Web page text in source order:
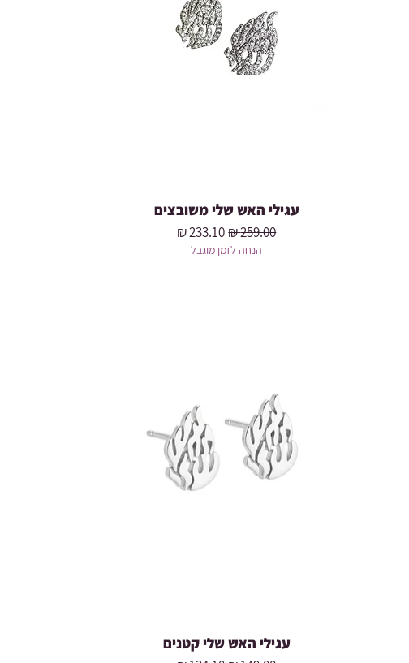
עגילי האש שלי משובצים
מחיר רגיל‏259.00 ‏₪ מחיר מבצע
הנחה לזמן מוגבל
עגילי האש שלי קטנים